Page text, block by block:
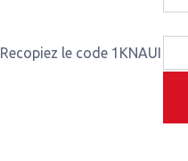
Recopiez le code 1KNAUI